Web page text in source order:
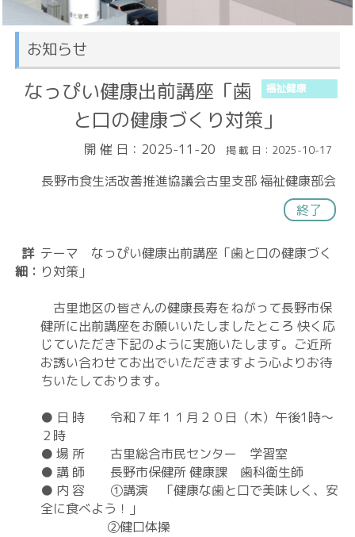
お知らせ
福祉健康
なっぴい健康出前講座「歯
と口の健康づくり対策」
開 催 日：2025-11-20 掲 載 日：2025-10-17
長野市食生活改善推進協議会古里支部 福祉健康部会
終了
詳
細：
テーマ なっぴい健康出前講座「歯と口の健康づく
り対策」
古里地区の皆さんの健康長寿をねがって長野市保
健所に出前講座をお願いいたしましたところ 快く応
じていただき下記のように実施いたします。ご近所
お誘い合わせてお出でいただきますよう心よりお待
ちいたしております。
● 日 時 令和７年１１月２０日（木）午後1時～
２時
● 場 所 古里総合市民センター 学習室
● 講 師 長野市保健所 健康課 歯科衛生師
● 内 容 ①講演 「健康な歯と口で美味しく、安
全に食べよう！」
②健口体操